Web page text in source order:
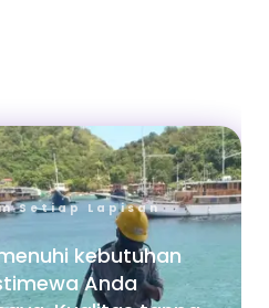
Setiap Lapisan
kebutuhan
Anda